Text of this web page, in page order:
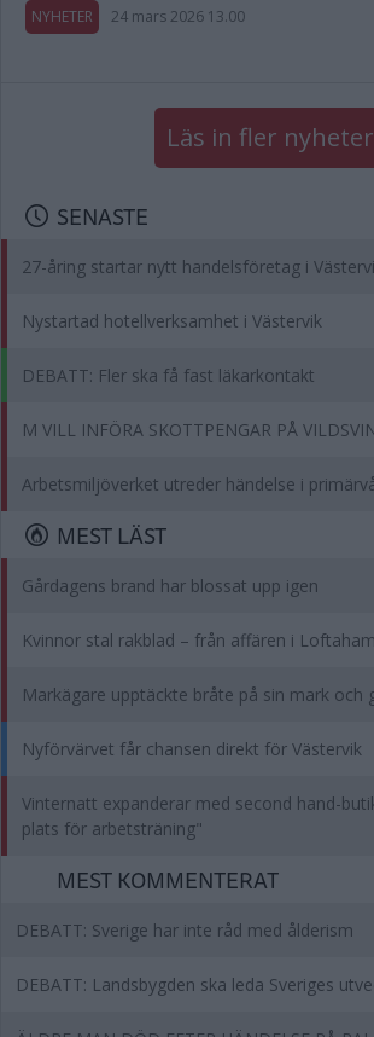
NYHETER 24 mars 2026 13.00
Läs in fler nyheter
SENASTE
27-åring startar nytt handelsföretag i
Nystartad hotellverksamhet i Västervik
DEBATT: Fler ska få fast läkarkontakt
M VILL INFÖRA SKOTTPENGAR PÅ
Arbetsmiljöverket utreder händelse i
MEST LÄST
Gårdagens brand har blossat upp igen
Kvinnor stal rakblad – från affären i
Markägare upptäckte bråte på sin mark och
Nyförvärvet får chansen direkt för Västervik
Vinternatt expanderar med second hand-
plats för arbetsträning"
MEST KOMMENTERAT
DEBATT: Sverige har inte råd med ålderism
DEBATT: Landsbygden ska leda Sveriges